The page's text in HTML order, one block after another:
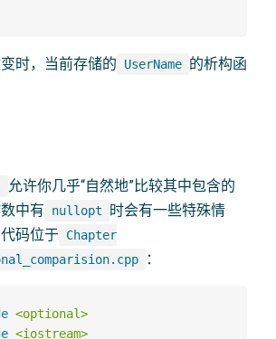
时，当前存储的 UserName 的析构函
允许你几乎“自然地”比较其中包含的
中有
nullopt
时会有一些特殊情
码位于 Chapter
：
<optional>
<iostream>